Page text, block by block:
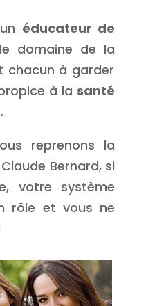
éducateur de
domaine de la
chacun à garder
à lasanté
reprenons la
Bernard, si
votre système
rôle et vous ne